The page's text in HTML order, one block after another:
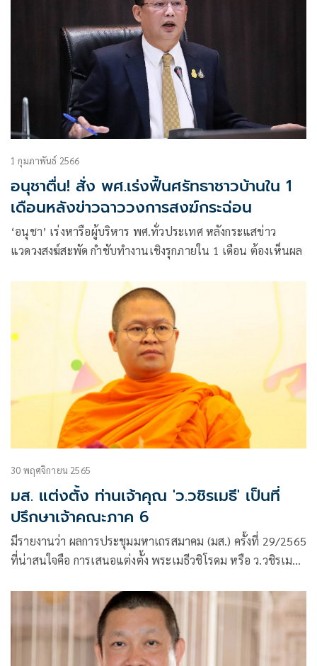
1 กุมภาพันธ์ 2566
อนุชาตื่น! สั่ง พศ.เร่งฟื้นศรัทธาชาวบ้านใน 1
เดือนหลังข่าวฉาววงการสงฆ์กระฉ่อน
‘อนุชา’ เร่งหารือผู้บริหาร พศ.ทั่วประเทศ หลังกระแสข่าว
แวดวงสงฆ์สะพัด กำชับทำงานเชิงรุกภายใน 1 เดือน ต้องเห็นผล
30 พฤศจิกายน 2565
มส. แต่งตั้ง ท่านเจ้าคุณ 'ว.วชิรเมธี' เป็นที่
ปรึกษาเจ้าคณะภาค 6
มีรายงานว่า ผลการประชุมมหาเถรสมาคม (มส.) ครั้งที่ 29/2565
ที่น่าสนใจคือ การเสนอแต่งตั้ง พระเมธีวชิโรดม หรือ ว.วชิรเมธี